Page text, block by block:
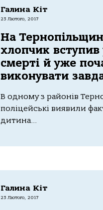
Галина Кіт
23 Лютого, 2017
На
хлопчик вступив
смерті й уже
виконувати
В одному з районів
поліцейські виявили
дитина...
Галина Кіт
23 Лютого, 2017